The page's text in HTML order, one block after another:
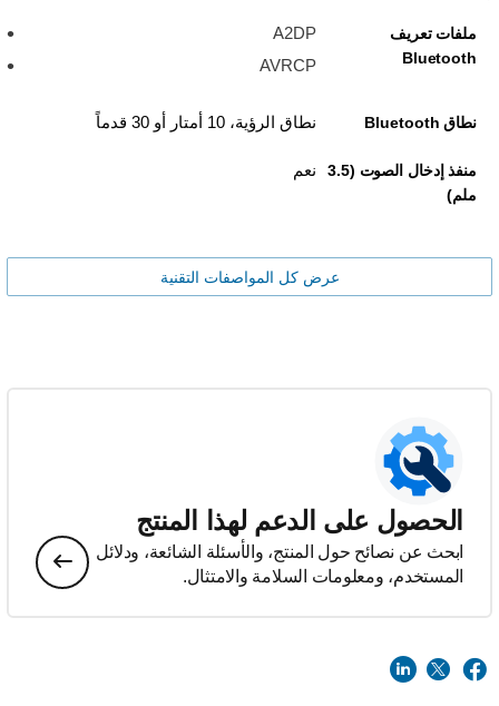
ملفات تعريف
Bluetooth
A2DP
AVRCP
نطاق Bluetooth نطاق الرؤية، 10 أمتار أو 30 قدماً
منفذ إدخال الصوت (3.5
ملم)
نعم
عرض كل المواصفات التقنية
الحصول على الدعم لهذا المنتج
ابحث عن نصائح حول المنتج، والأسئلة الشائعة، ودلائل
المستخدم، ومعلومات السلامة والامتثال.